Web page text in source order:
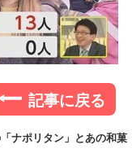
記事に戻る
ナポリタン」とあの和菓